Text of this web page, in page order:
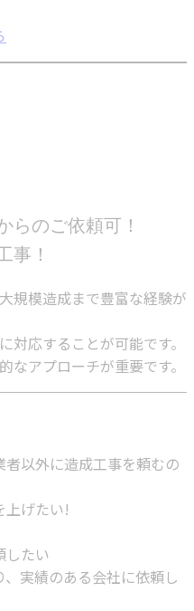
らのご依頼可！
事！
規模造成まで豊富な経験が
対応することが可能です。
なアプローチが重要です。
以外に造成工事を頼むの
上げたい!
したい
実績のある会社に依頼し